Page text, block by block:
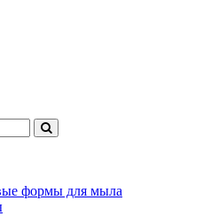
формы для мыла